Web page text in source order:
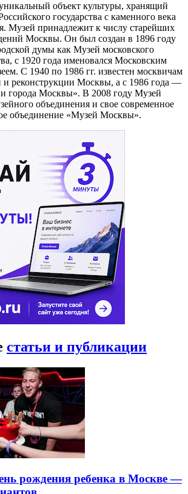
объект культуры, хранящий
государства с каменного века
Музей принадлежит к числу старейших
Москвы. Он был создан в 1896 году
думы как Музей московского
с 1920 года именовался Московским
С 1940 по 1986 гг. известен москвичам
и реконструкции Москвы, а с 1986 года —
города Москвы». В 2008 году Музей
объединения и свое современное
объединение «Музей Москвы».
статьи и публикации
рождения ребенка в Москве —